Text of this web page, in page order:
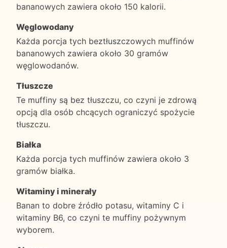
bananowych zawiera około 150 kalorii.
Węglowodany
Każda porcja tych beztłuszczowych muffinów
bananowych zawiera około 30 gramów
węglowodanów.
Tłuszcze
Te muffiny są bez tłuszczu, co czyni je zdrową
opcją dla osób chcących ograniczyć spożycie
tłuszczu.
Białka
Każda porcja tych muffinów zawiera około 3
gramów białka.
Witaminy i minerały
Banan to dobre źródło potasu, witaminy C i
witaminy B6, co czyni te muffiny pożywnym
wyborem.